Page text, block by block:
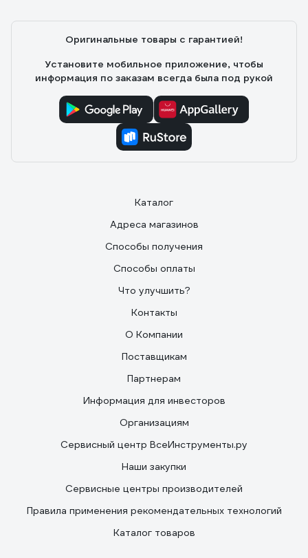
Оригинальные товары с гарантией!
Установите мобильное приложение, чтобы
информация по заказам всегда была под рукой
Каталог
Адреса магазинов
Способы получения
Способы оплаты
Что улучшить?
Контакты
О Компании
Поставщикам
Партнерам
Информация для инвесторов
Организациям
Сервисный центр ВсеИнструменты.ру
Наши закупки
Сервисные центры производителей
Правила применения рекомендательных технологий
Каталог товаров